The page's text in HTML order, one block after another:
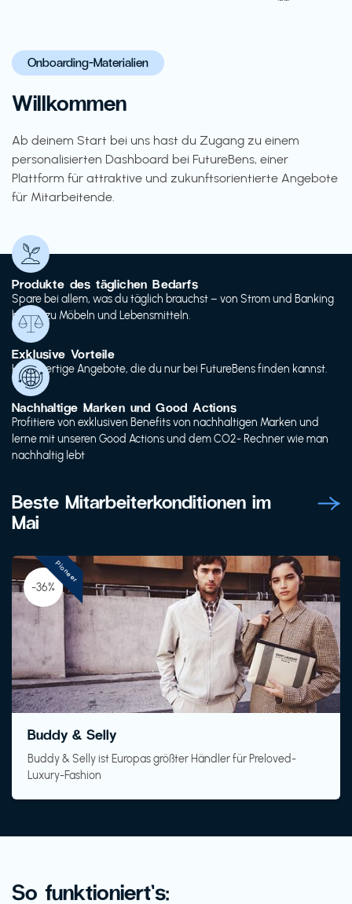
Onboarding-Materialien
Willkommen
Ab deinem Start bei uns hast du Zugang zu einem
personalisierten Dashboard bei FutureBens, einer
Plattform für attraktive und zukunftsorientierte Angebote
für Mitarbeitende.
Produkte des täglichen Bedarfs
Spare bei allem, was du täglich brauchst – von Strom und Banking
bis hin zu Möbeln und Lebensmitteln.
Exklusive Vorteile
Hochwertige Angebote, die du nur bei FutureBens finden kannst.
Nachhaltige Marken und Good Actions
Profitiere von exklusiven Benefits von nachhaltigen Marken und
lerne mit unseren Good Actions und dem CO2- Rechner wie man
nachhaltig lebt
Beste Mitarbeiterkonditionen im
Mai
-36%
Buddy & Selly
Buddy & Selly ist Europas größter Händler für Preloved-
Luxury-Fashion
Pioneer
So funktioniert’s: